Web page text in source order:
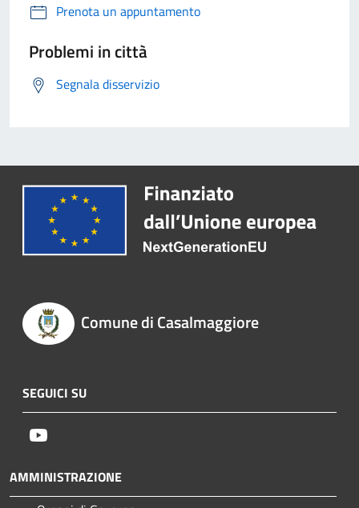
Prenota un appuntamento
Problemi in città
Segnala disservizio
Comune di Casalmaggiore
SEGUICI SU
AMMINISTRAZIONE